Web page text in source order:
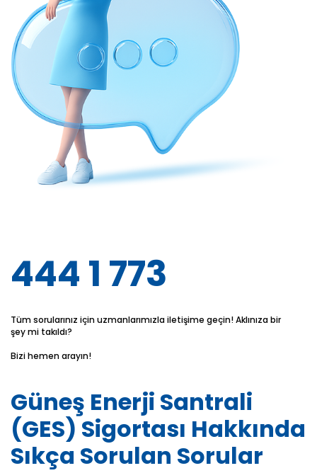
444 1 773
Tüm sorularınız için uzmanlarımızla iletişime geçin! Aklınıza bir
şey mi takıldı?
Bizi hemen arayın!
Güneş Enerji Santrali
(GES) Sigortası Hakkında
Sıkça Sorulan Sorular